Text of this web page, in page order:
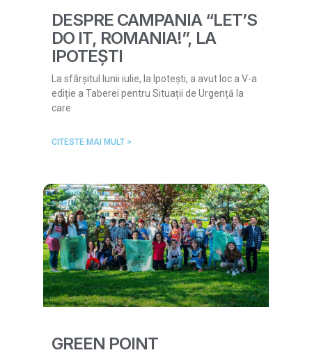
DESPRE CAMPANIA “LET’S
DO IT, ROMANIA!”, LA
IPOTEȘTI
La sfârșitul lunii iulie, la Ipotești, a avut loc a V-a
ediție a Taberei pentru Situații de Urgență la
care
CITESTE MAI MULT >
GREEN POINT